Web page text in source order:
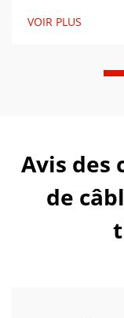
Découvrez
VOIR PLUS
Avis des
de